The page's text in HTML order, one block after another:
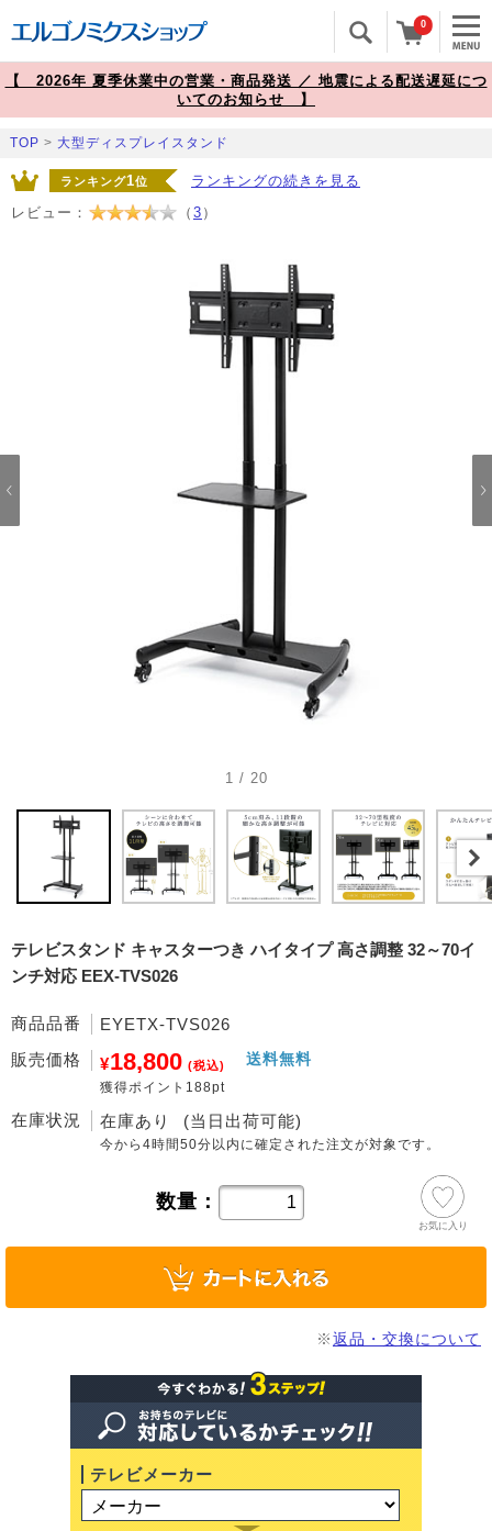
0
【 2026年 夏季休業中の営業・商品発送 ／ 地震による配送遅延につ
いてのお知らせ 】
TOP > 大型ディスプレイスタンド
ランキング1位
ランキングの続きを見る
レビュー：
（ 3 ）
1 / 20
テレビスタンド キャスターつき ハイタイプ 高さ調整 32～70イ
ンチ対応 EEX-TVS026
商品品番
EYETX-TVS026
販売価格
¥18,800 (税込)
獲得ポイント188pt
送料無料
在庫状況 在庫あり (当日出荷可能)
今から4時間50分 以内に確定された注文が対象です。
数量：
お気に入り
※返品・交換について
テレビメーカー